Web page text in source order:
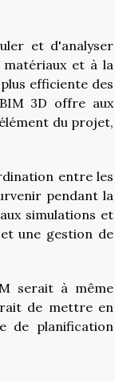
et d'analyser
et à la
efficiente des
3D offre aux
du projet,
entre les
pendant la
simulations et
une gestion de
serait à même
de mettre en
de planification